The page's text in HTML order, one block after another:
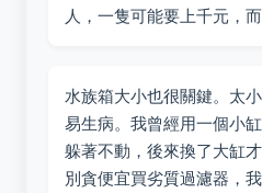
人，一隻可能要上千元，
水族箱大小也很關鍵。太
易生病。我曾經用一個小
躲著不動，後來換了大缸
別貪便宜買劣質過濾器，